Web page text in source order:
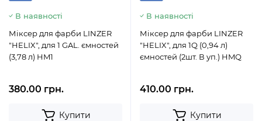
В наявності
Міксер для фарби LINZER
"HELIX", для 1 GAL. ємностей
(3,78 л) HM1
380.00 грн.
Купити
В наявності
Міксер для фарби LINZER
"HELIX", для 1Q (0,94 л)
ємностей (2шт. В уп.) HMQ
410.00 грн.
Купити